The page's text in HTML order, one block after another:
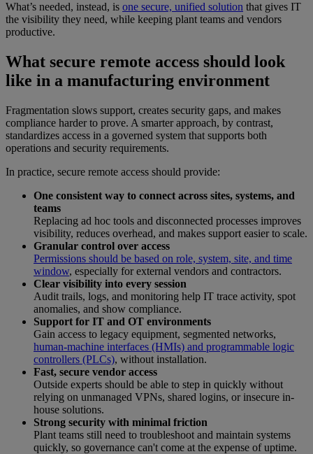
What’s needed, instead, is one secure, unified solution that gives IT
the visibility they need, while keeping plant teams and vendors
productive.
What secure remote access should look
like in a manufacturing environment
Fragmentation slows support, creates security gaps, and makes
compliance harder to prove. A smarter approach, by contrast,
standardizes access in a governed system that supports both
operations and security requirements.
In practice, secure remote access should provide:
One consistent way to connect across sites, systems, and
teams
Replacing ad hoc tools and disconnected processes improves
visibility, reduces overhead, and makes support easier to scale.
Granular control over access
Permissions should be based on role, system, site, and time
window, especially for external vendors and contractors.
Clear visibility into every session
Audit trails, logs, and monitoring help IT trace activity, spot
anomalies, and show compliance.
Support for IT and OT environments
Gain access to legacy equipment, segmented networks,
human-machine interfaces (HMIs) and programmable logic
controllers (PLCs), without installation.
Fast, secure vendor access
Outside experts should be able to step in quickly without
relying on unmanaged VPNs, shared logins, or insecure in-
house solutions.
Strong security with minimal friction
Plant teams still need to troubleshoot and maintain systems
quickly, so governance can't come at the expense of uptime.